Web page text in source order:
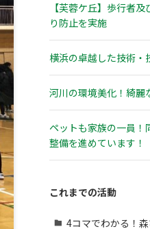
【芙蓉ケ丘】歩行者
り防止を実施
横浜の卓越した技術・
河川の環境美化！綺麗
ペットも家族の一員
整備を進めています！
これまでの活動
4コマでわかる！